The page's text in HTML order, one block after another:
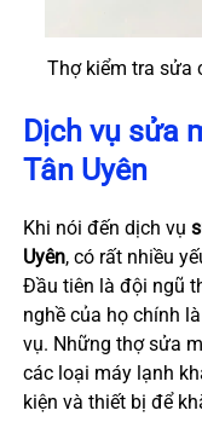
Thợ kiểm tra sửa
Dịch vụ sửa
Tân Uyên
Khi nói đến dịch vụ
Uyên, có rất nhiều
Đầu tiên là đội ngũ
nghề của họ chính
vụ. Những thợ sửa
các loại máy lạnh
kiện và thiết bị để